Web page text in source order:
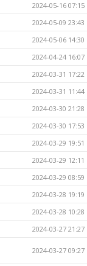
2024-05-16 07:15
2024-05-09 23:43
2024-05-06 14:30
2024-04-24 16:07
2024-03-31 17:22
2024-03-31 11:44
2024-03-30 21:28
2024-03-30 17:53
2024-03-29 19:51
2024-03-29 12:11
2024-03-29 08:59
2024-03-28 19:19
2024-03-28 10:28
2024-03-27 21:27
2024-03-27 09:27